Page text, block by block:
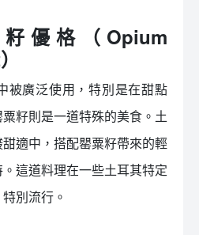
優格（Opium
被廣泛使用，特別是在甜點
籽則是一道特殊的美食。土
適中，搭配罌粟籽帶來的輕
這道料理在一些土耳其特定
別流行。